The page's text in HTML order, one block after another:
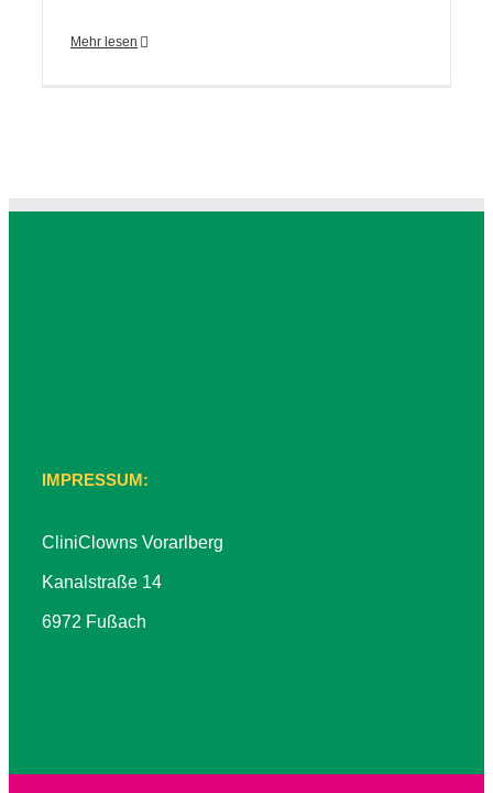
Mehr lesen
IMPRESSUM:
CliniClowns Vorarlberg
Kanalstraße 14
6972 Fußach